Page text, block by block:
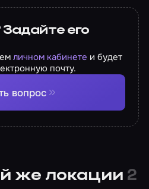
Задайте его
личном кабинете и будет
почту.
вопрос
же локации 2